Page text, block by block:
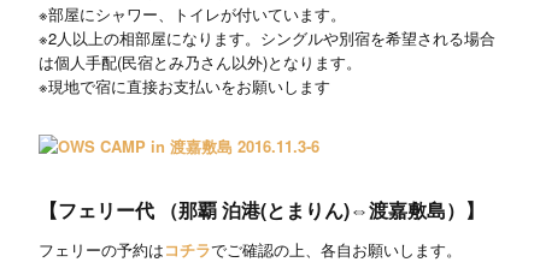
※部屋にシャワー、トイレが付いています。
※2人以上の相部屋になります。シングルや別宿を希望される場合
は個人手配(民宿とみ乃さん以外)となります。
※現地で宿に直接お支払いをお願いします
【フェリー代 （那覇 泊港(とまりん)⇔渡嘉敷島）】
フェリーの予約はコチラでご確認の上、各自お願いします。